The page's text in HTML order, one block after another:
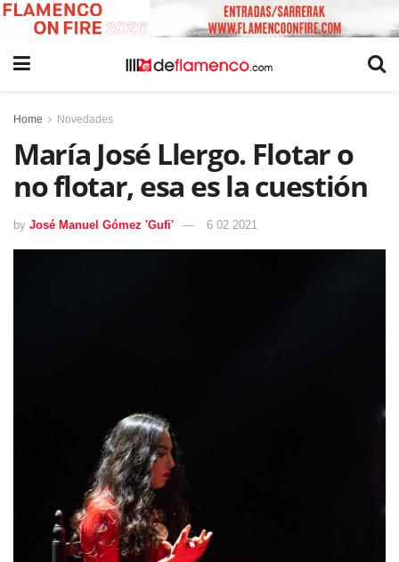
Home Novedades
María José Llergo. Flotar o
no flotar, esa es la cuestión
by José Manuel Gómez 'Gufi' 6 02 2021